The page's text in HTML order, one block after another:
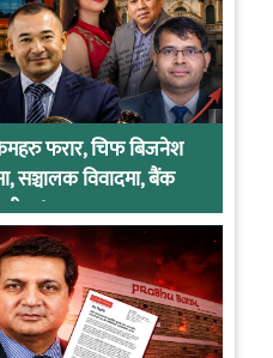
फरार, चिफ बिजनेश
सञ्चालक विवादमा, बैंक
!